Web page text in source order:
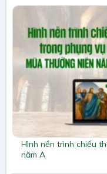
Hình nền trình chiếu
năm A